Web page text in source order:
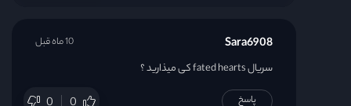
Sara6908
سریال fated hearts کی میذارید ؟
10 ماه قبل
پاسخ